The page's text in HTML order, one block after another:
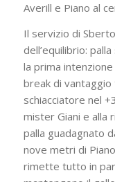
Averill e Piano al
Il servizio di
dell’equilibrio:
la prima
break di
schiacciatore nel
mister Giani e alla
palla guadagnato
nove metri di
rimette tutto in